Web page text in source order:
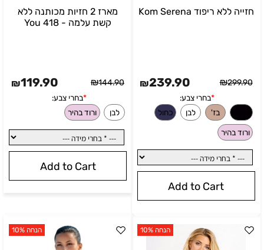
בחרי צבע: * בחרי צבע:
בז' פנינה
חזייה ללא ריפוד Kom Serena
₪299.90
₪239.90
Add to Cart
מארז 2 חזיות מכותנה ללא
קשת עלמה - You 418
₪144.90
₪119.90
Add to Cart
הנחה 10% הנחה 10%